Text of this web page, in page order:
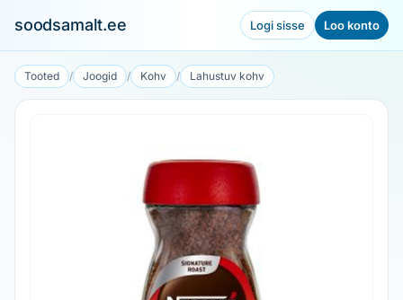
soodsamalt.ee Logi sisse Loo konto
Tooted / Joogid / Kohv / Lahustuv kohv